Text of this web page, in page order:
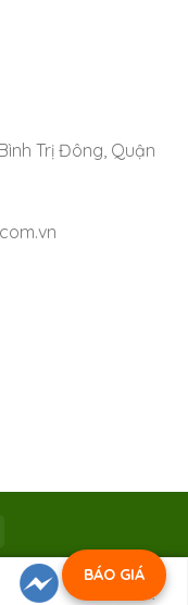
Trị Đông, Quận
BÁO GIÁ
|Công ty TNHH SX